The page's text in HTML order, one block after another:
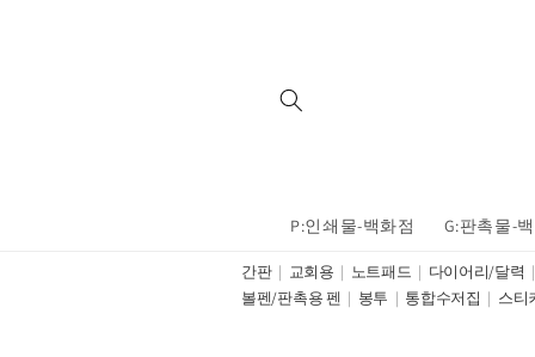
P:인쇄물-백화점 G:판촉물-
간판 교회용 노트패드 다이어리/달력
볼펜/판촉용 펜
봉투 통합수저집 스티